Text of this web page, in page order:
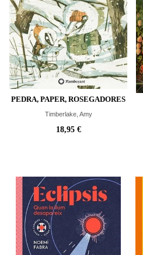
PEDRA, PAPER, ROSEGADORES
Timberlake, Amy
18,95 €